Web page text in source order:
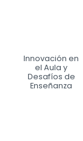
Innovación en
el Aula y
Desafíos de
Enseñanza